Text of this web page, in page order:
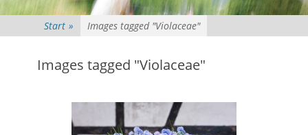
Start » Images tagged "Violaceae"
Images tagged "Violaceae"